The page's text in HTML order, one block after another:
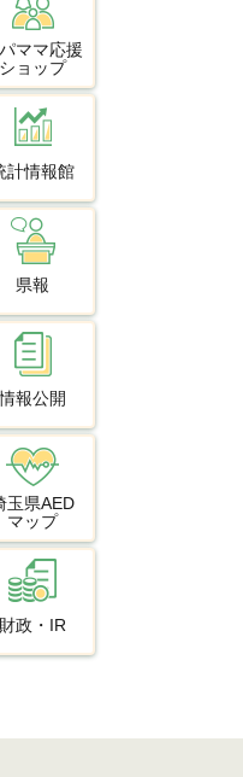
ママ応援
ショップ
計情報館
県報
報公開
玉県AED
マップ
財政・IR